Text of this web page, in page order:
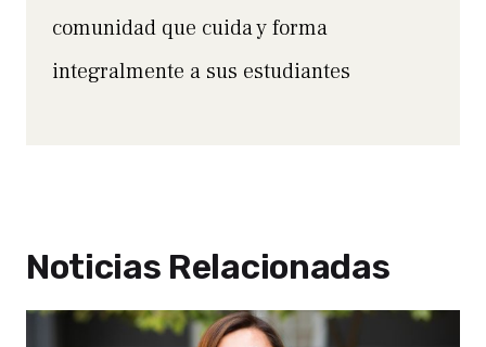
comunidad que cuida y forma
integralmente a sus estudiantes
Noticias Relacionadas